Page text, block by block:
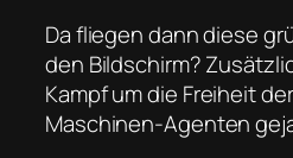
Da fliegen dann diese
den Bildschirm?
Kampf um die Freiheit
Maschinen-Agenten